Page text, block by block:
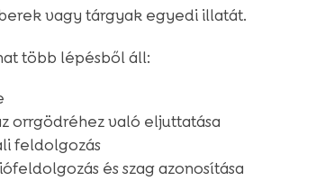
vagy tárgyak egyedi illatát.
több lépésből áll:
orrgödréhez való eljuttatása
feldolgozás
és szag azonosítása